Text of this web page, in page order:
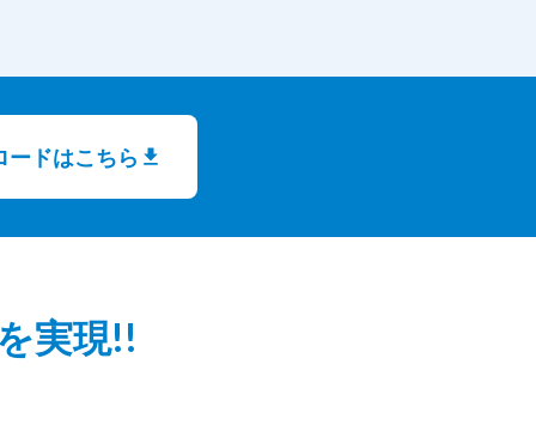
ードはこちら
実現!!